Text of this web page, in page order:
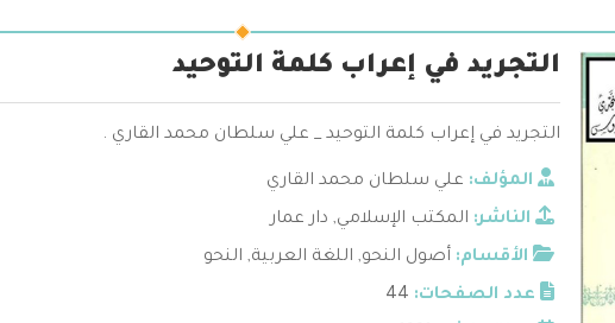
التجريد في إعراب كلمة التوحيد
التجريد في إعراب كلمة التوحيد _ علي سلطان محمد القاري .
المؤلف: علي سلطان محمد القاري
الناشر: المكتب الإسلامي, دار عمار
الأقسام: أصول النحو, اللغة العربية, النحو
عدد الصفحات: 44